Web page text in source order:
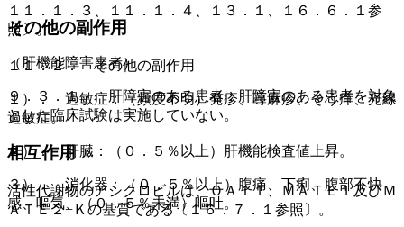
１１．１．３、１１．１．４、１３．１、１６．６．１参
照〕。
（肝機能障害患者）
９．３．１． 肝障害のある患者：肝障害のある患者を対象
とした臨床試験は実施していない。
相互作用
活性代謝物のアシクロビルは、ＯＡＴ１、ＭＡＴＥ１及びＭ
ＡＴＥ２−Ｋの基質である〔１６．７．１参照〕。
その他の副作用
１１．２． その他の副作用
１）． 過敏症：（頻度不明）発疹、蕁麻疹、そう痒、光線
過敏症。
２）． 肝臓：（０．５％以上）肝機能検査値上昇。
３）． 消化器：（０．５％以上）腹痛、下痢、腹部不快
感、嘔気、（０．５％未満）嘔吐。